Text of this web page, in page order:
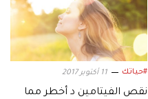
#حياتك 11 أكتوبر 2017
نقص الفيتامين د أخطر مما